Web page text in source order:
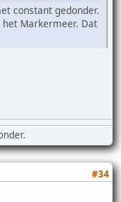
constant gedonder.
Markermeer. Dat
#34